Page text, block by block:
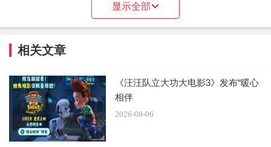
高呼，洋溢着热血昂扬的笑容，既像是在庆祝一场新老朋友
的欢聚，亦像是迎接一场激动人心的胜利。影片由韩寒编剧
并执导，沈腾领衔主演，尹正、黄景瑜、张本煜领衔主演，
魏翔、沙溢主演，范丞丞、孙艺洲主演，段奕宏特邀主演，
张新成、胡先煦、李治廷、白宇帆、周政杰、高华阳特别出
狂飙，正在欢腾预售中，大年初一影院见。
显示全部
相关文章
《汪汪队立大功大电影3》发布“暖心
相伴
2026-08-06